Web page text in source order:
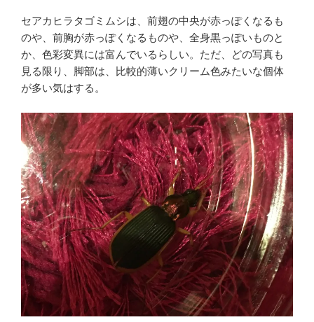
セアカヒラタゴミムシは、前翅の中央が赤っぽくなるも
のや、前胸が赤っぽくなるものや、全身黒っぽいものと
か、色彩変異には富んでいるらしい。ただ、どの写真も
見る限り、脚部は、比較的薄いクリーム色みたいな個体
が多い気はする。